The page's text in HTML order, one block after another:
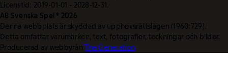
Licenstid: 2019-01-01 - 2028-12-31.
AB Svenska Spel © 2026
Denna webbplats är skyddad av upphovsrättslagen (1960:729).
Detta omfattar varumärken, text, fotografier, teckningar och bilder.
Producerad av webbyrånThe Generation